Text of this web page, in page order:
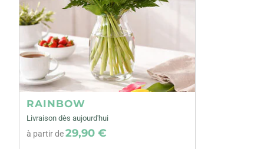
RAINBOW
Livraison dès aujourd'hui
à partir de29,90 €